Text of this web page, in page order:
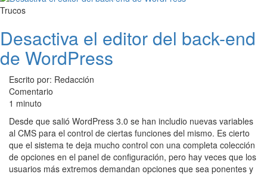
Trucos
Desactiva el editor del back-end
de WordPress
Escrito por: Redacción
Comentario
1 minuto
Desde que salió WordPress 3.0 se han includio nuevas variables
al CMS para el control de ciertas funciones del mismo. Es cierto
que el sistema te deja mucho control con una completa colección
de opciones en el panel de configuración, pero hay veces que los
usuarios más extremos demandan opciones que sea ponentes y